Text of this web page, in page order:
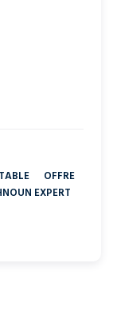
OFFRE
EXPERT